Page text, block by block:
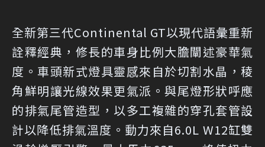
全新第三代Continental GT以現代語彙重新
詮釋經典，修長的車身比例大膽闡述豪華氣
度。車頭新式燈具靈感來自於切割水晶，稜
角鮮明讓光線效果更氣派。與尾燈形狀呼應
的排氣尾管造型，以多工複雜的穿孔套管設
計以降低排氣溫度。動力來自6.0L W12缸雙